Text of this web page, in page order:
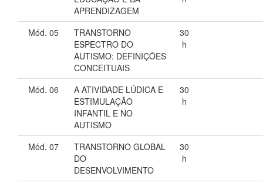
APRENDIZAGEM
Mód. 05
TRANSTORNO
ESPECTRO DO
AUTISMO: DEFINIÇÕES
CONCEITUAIS
30
h
Mód. 06
A ATIVIDADE LÚDICA E
ESTIMULAÇÃO
INFANTIL E NO
AUTISMO
30
h
Mód. 07
TRANSTORNO GLOBAL
DO
DESENVOLVIMENTO
30
h